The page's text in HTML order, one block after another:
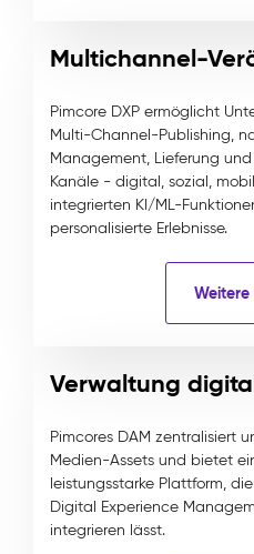
Multichannel-
Pimcore DXP ermöglicht
Multi-Channel-Publishing,
Management, Lieferung
Kanäle - digital, sozial,
integrierten KI/ML-
personalisierte Erlebnisse.
Weitere
Verwaltung
Pimcores DAM zentralisiert
Medien-Assets und bietet
leistungsstarke Plattform,
Digital Experience
integrieren lässt.